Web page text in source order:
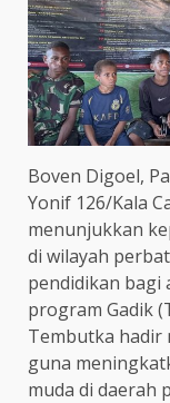
Boven Digoel,
Yonif 126/Kala
menunjukkan
di wilayah
pendidikan bagi
program Gadik
Tembutka hadir
guna
muda di daerah